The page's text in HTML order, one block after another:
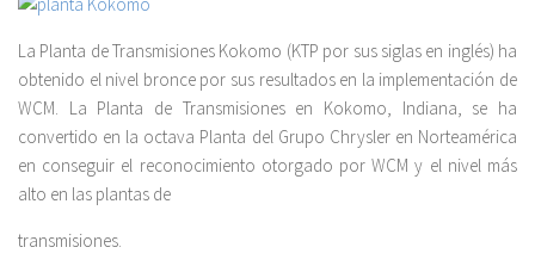
La Planta de Transmisiones Kokomo (KTP por sus siglas en inglés) ha
obtenido el nivel bronce por sus resultados en la implementación de
WCM. La Planta de Transmisiones en Kokomo, Indiana, se ha
convertido en la octava Planta del Grupo Chrysler en Norteamérica
en conseguir el reconocimiento otorgado por WCM y el nivel más
alto en las plantas de
transmisiones.